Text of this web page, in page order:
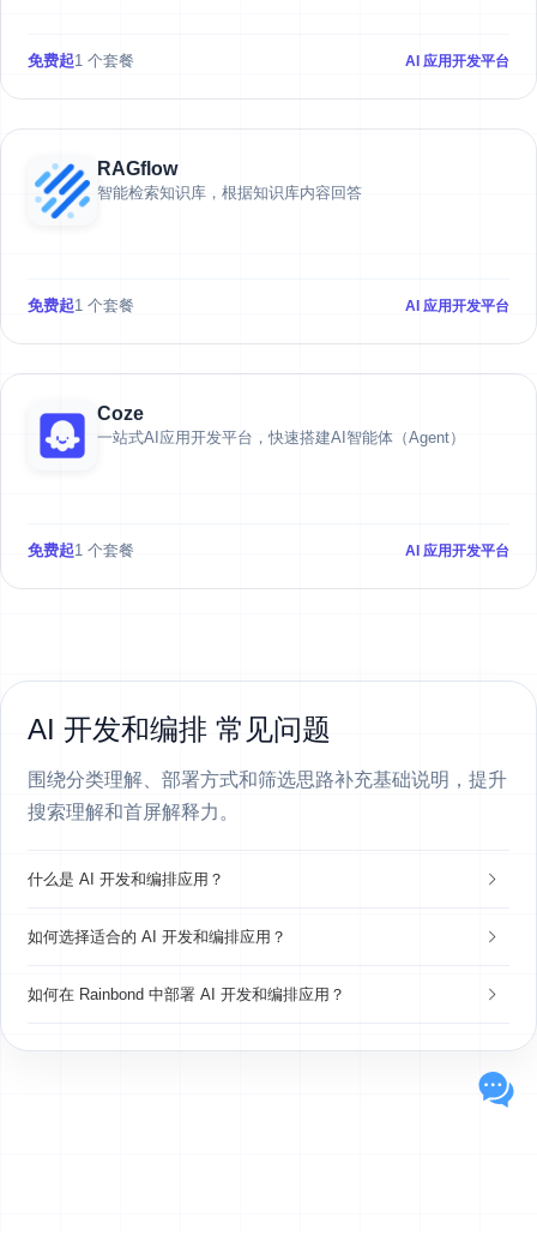
免费起1 个套餐 AI 应用开发平台
RAGflow
智能检索知识库，根据知识库内容回答
免费起1 个套餐 AI 应用开发平台
Coze
一站式AI应用开发平台，快速搭建AI智能体（Agent）
免费起1 个套餐 AI 应用开发平台
AI 开发和编排 常见问题
围绕分类理解、部署方式和筛选思路补充基础说明，提升
搜索理解和首屏解释力。
什么是 AI 开发和编排应用？
如何选择适合的 AI 开发和编排应用？
如何在 Rainbond 中部署 AI 开发和编排应用？